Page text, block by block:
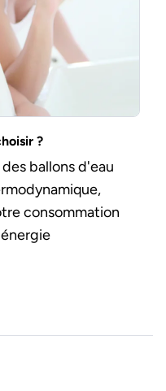
?
ballons d'eau
consommation